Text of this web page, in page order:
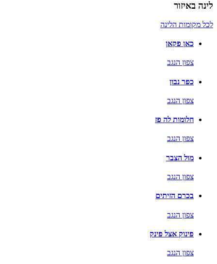
לינה באיזור
לכל מקומות הלינה
כאן פקאן
צפון הנגב
כפר נבון
צפון הנגב
חלומות לה פז
צפון הנגב
מול הצבר
צפון הנגב
בכרם הזיתים
צפון הנגב
פינוק אצל פינק
צפון הנגב